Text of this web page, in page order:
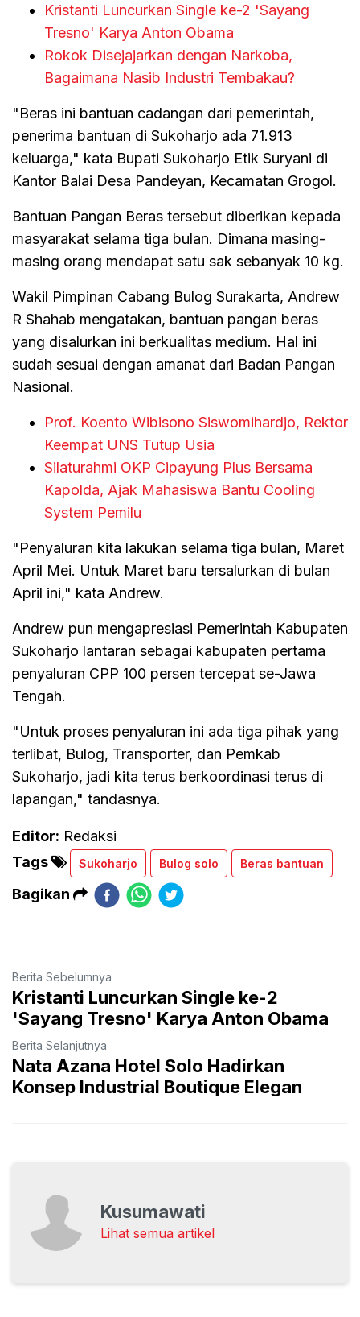
Kristanti Luncurkan Single ke-2 'Sayang
Tresno' Karya Anton Obama
Rokok Disejajarkan dengan Narkoba,
Bagaimana Nasib Industri Tembakau?
"Beras ini bantuan cadangan dari pemerintah,
penerima bantuan di Sukoharjo ada 71.913
keluarga," kata Bupati Sukoharjo Etik Suryani di
Kantor Balai Desa Pandeyan, Kecamatan Grogol.
Bantuan Pangan Beras tersebut diberikan kepada
masyarakat selama tiga bulan. Dimana masing-
masing orang mendapat satu sak sebanyak 10 kg.
Wakil Pimpinan Cabang Bulog Surakarta, Andrew
R Shahab mengatakan, bantuan pangan beras
yang disalurkan ini berkualitas medium. Hal ini
sudah sesuai dengan amanat dari Badan Pangan
Nasional.
Prof. Koento Wibisono Siswomihardjo, Rektor
Keempat UNS Tutup Usia
Silaturahmi OKP Cipayung Plus Bersama
Kapolda, Ajak Mahasiswa Bantu Cooling
System Pemilu
"Penyaluran kita lakukan selama tiga bulan, Maret
April Mei. Untuk Maret baru tersalurkan di bulan
April ini," kata Andrew.
Andrew pun mengapresiasi Pemerintah Kabupaten
Sukoharjo lantaran sebagai kabupaten pertama
penyaluran CPP 100 persen tercepat se-Jawa
Tengah.
"Untuk proses penyaluran ini ada tiga pihak yang
terlibat, Bulog, Transporter, dan Pemkab
Sukoharjo, jadi kita terus berkoordinasi terus di
lapangan," tandasnya.
Editor: Redaksi
Tags
Sukoharjo Bulog solo Beras bantuan
Bagikan
Berita Sebelumnya
Kristanti Luncurkan Single ke-2
'Sayang Tresno' Karya Anton Obama
Berita Selanjutnya
Nata Azana Hotel Solo Hadirkan
Konsep Industrial Boutique Elegan
Kusumawati
Lihat semua artikel